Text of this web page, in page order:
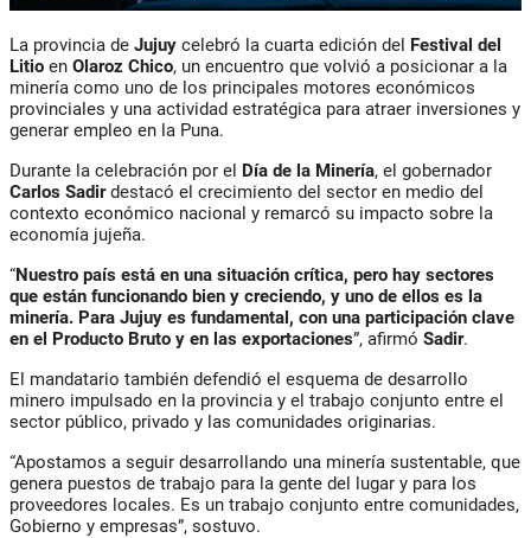
La provincia de Jujuy celebró la cuarta edición del Festival del
Litio en Olaroz Chico, un encuentro que volvió a posicionar a la
minería como uno de los principales motores económicos
provinciales y una actividad estratégica para atraer inversiones y
generar empleo en la Puna.
Durante la celebración por el Día de la Minería, el gobernador
Carlos Sadirdestacó el crecimiento del sector en medio del
contexto económico nacional y remarcó su impacto sobre la
economía jujeña.
“Nuestro país está en una situación crítica, pero hay sectores
que están funcionando bien y creciendo, y uno de ellos es la
minería. Para Jujuy es fundamental, con una participación clave
en el Producto Bruto y en las exportaciones”, afirmó Sadir.
El mandatario también defendió el esquema de desarrollo
minero impulsado en la provincia y el trabajo conjunto entre el
sector público, privado y las comunidades originarias.
“Apostamos a seguir desarrollando una minería sustentable, que
genera puestos de trabajo para la gente del lugar y para los
proveedores locales. Es un trabajo conjunto entre comunidades,
Gobierno y empresas”, sostuvo.